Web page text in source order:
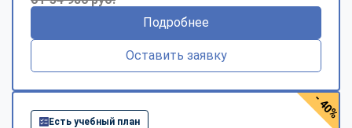
Подробнее
Оставить заявку
Есть учебный план
- 40%